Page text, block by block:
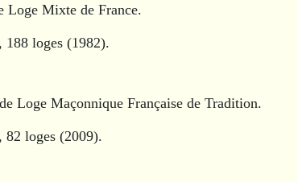
Loge Mixte de France.
188 loges (1982).
Loge Maçonnique Française de Tradition.
82 loges (2009).